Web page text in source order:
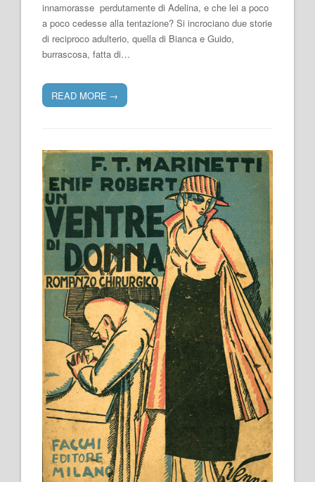
innamorasse perdutamente di Adelina, e che lei a poco
a poco cedesse alla tentazione? Si incrociano due storie
di reciproco adulterio, quella di Bianca e Guido,
burrascosa, fatta di…
READ MORE →